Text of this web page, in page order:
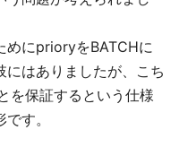
めにprioryをBATCHに
にはありましたが、こち
を保証するという仕様
す。